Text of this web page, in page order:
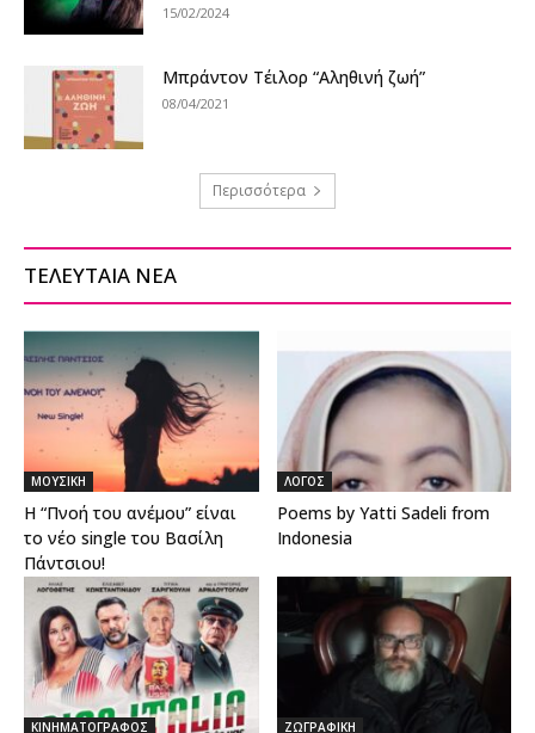
15/02/2024
Μπράντον Τέιλορ “Αληθινή ζωή”
08/04/2021
Περισσότερα
ΤΕΛΕΥΤΑΙΑ ΝΕΑ
ΜΟΥΣΙΚΗ
Η “Πνοή του ανέμου” είναι
το νέο single του Βασίλη
Πάντσιου!
ΛΟΓΟΣ
Poems by Yatti Sadeli from
Indonesia
ΚΙΝΗΜΑΤΟΓΡΑΦΟΣ ΖΩΓΡΑΦΙΚΗ